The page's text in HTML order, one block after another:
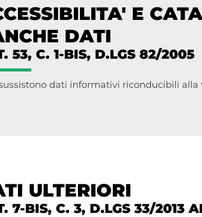
E
DATI
53, C. 1-BIS, D.LGS 82/2005
dati informativi riconducibili
ULTERIORI
7-BIS, C. 3, D.LGS 33/2013